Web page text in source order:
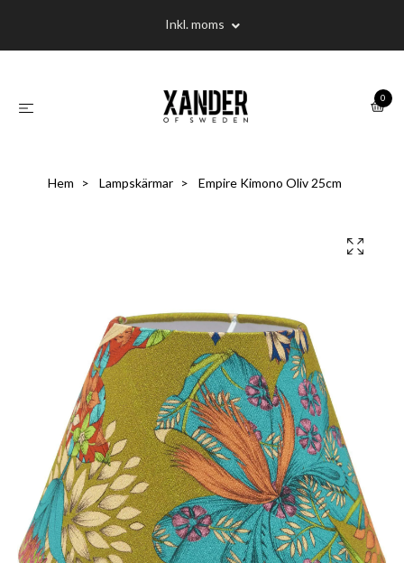
Inkl. moms
0
Hem Lampskärmar Empire Kimono Oliv 25cm